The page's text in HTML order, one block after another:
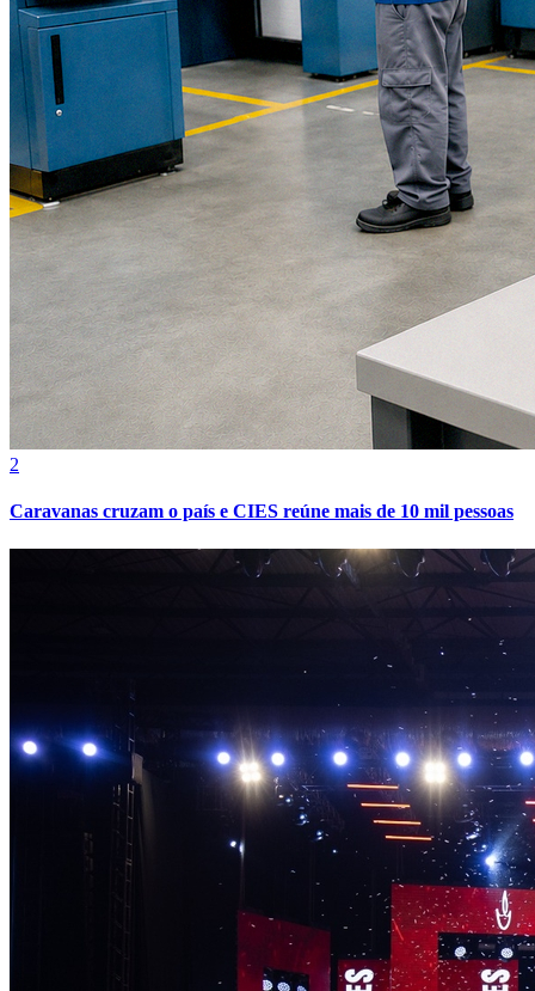
Internacional
2
Caravanas cruzam o país e CIES reúne mais de 10 mil pessoas